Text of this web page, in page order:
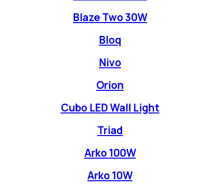
Blaze Two 30W
Bloq
Nivo
Orion
Cubo LED Wall Light
Triad
Arko 100W
Arko 10W